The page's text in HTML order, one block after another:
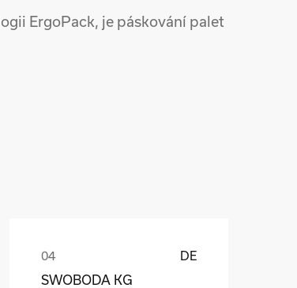
ErgoPack, je páskování palet
DE
SWOBODA KG